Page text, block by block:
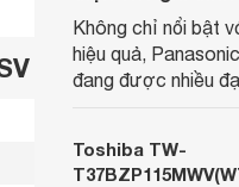
Không chỉ nổi bật
hiệu quả,
đang được nhiều
các gia đình Việt
máy giặt cửa trên
Toshiba TW-